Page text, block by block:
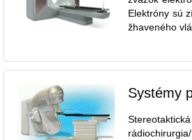
Elektróny sú
žhaveného
Systémy
Stereotaktická